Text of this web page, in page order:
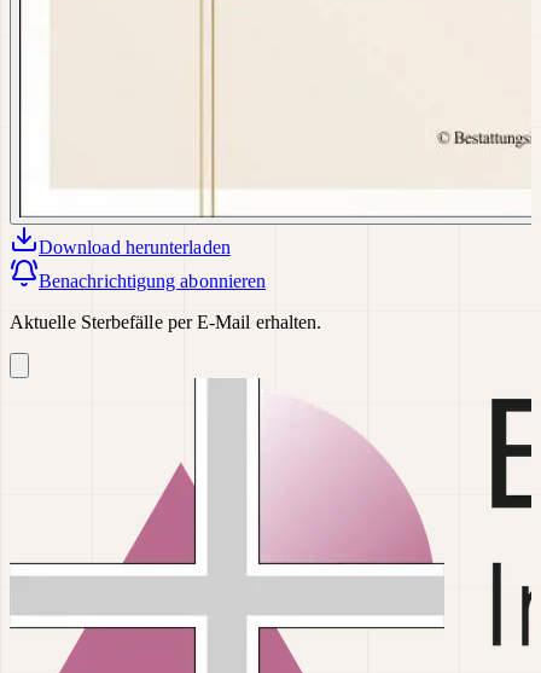
Download herunterladen
Benachrichtigung abonnieren
Aktuelle Sterbefälle per E-Mail erhalten.